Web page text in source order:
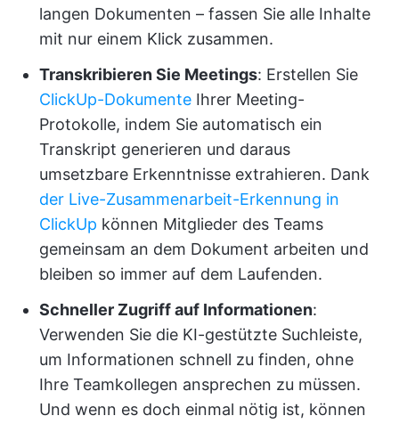
langen Dokumenten – fassen Sie alle Inhalte
mit nur einem Klick zusammen.
Transkribieren Sie Meetings: Erstellen Sie
ClickUp-Dokumente Ihrer Meeting-
Protokolle, indem Sie automatisch ein
Transkript generieren und daraus
umsetzbare Erkenntnisse extrahieren. Dank
der Live-Zusammenarbeit-Erkennung in
ClickUp können Mitglieder des Teams
gemeinsam an dem Dokument arbeiten und
bleiben so immer auf dem Laufenden.
Schneller Zugriff auf Informationen:
Verwenden Sie die KI-gestützte Suchleiste,
um Informationen schnell zu finden, ohne
Ihre Teamkollegen ansprechen zu müssen.
Und wenn es doch einmal nötig ist, können